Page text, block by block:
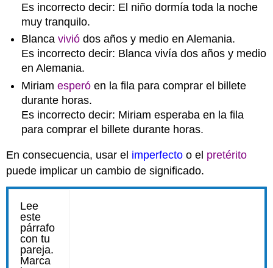
Es incorrecto decir: El niño dormía toda la noche
muy tranquilo.
Blancavivió dos años y medio en Alemania.
Es incorrecto decir: Blanca vivía dos años y medio
en Alemania.
Miriamesperó en la fila para comprar el billete
durante horas.
Es incorrecto decir: Miriam esperaba en la fila
para comprar el billete durante horas.
En consecuencia, usar el imperfecto o el pretérito
puede implicar un cambio de significado.